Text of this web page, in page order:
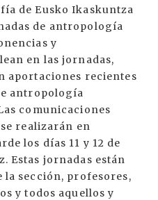
de Eusko Ikaskuntza
de antropología
y
en las jornadas,
aportaciones recientes
antropología
comunicaciones
realizarán en
los días 11 y 12 de
Estas jornadas están
sección, profesores,
y todos aquellos y